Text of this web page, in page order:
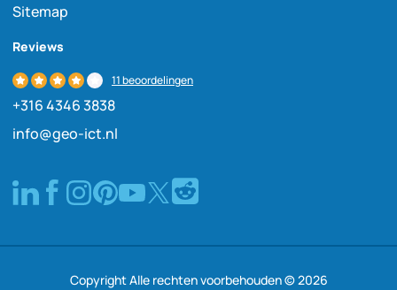
Sitemap
Reviews
11 beoordelingen
+316 4346 3838
info@geo-ict.nl
Copyright Alle rechten voorbehouden © 2026